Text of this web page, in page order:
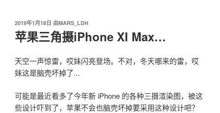
发
布
于
2019年1月18日 由MARS_LDH
苹果三角摄iPhone XI Max…
天空一声惊雷，哎妹闪亮登场。不对，冬天哪来的雷，哎
妹这是脑壳坏掉了...
可能是最近看多了今年新 iPhone 的各种三摄渲染图，被这
些设计吓到了，苹果不会也脑壳坏掉要采用这种设计吧？